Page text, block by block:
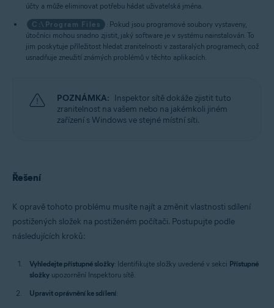
účty a může eliminovat potřebu hádat uživatelská jména.
C:\Program Files
: Pokud jsou programové soubory vystaveny,
útočníci mohou snadno zjistit, jaký software je v systému nainstalován. To
jim poskytuje příležitost hledat zranitelnosti v zastaralých programech, což
usnadňuje zneužití známých problémů v těchto aplikacích.
POZNÁMKA: Inspektor sítě dokáže zjistit tuto
zranitelnost na vašem nebo na jakémkoli jiném
zařízení s Windows ve stejné místní síti.
Řešení
K opravě tohoto problému musíte najít a změnit vlastnosti sdílení
postižených složek na postiženém počítači. Postupujte podle
následujících kroků:
Vyhledejte přístupné složky: Identifikujte složky uvedené v sekci Přístupné
složky upozornění Inspektoru sítě.
Upravit oprávnění ke sdílení: